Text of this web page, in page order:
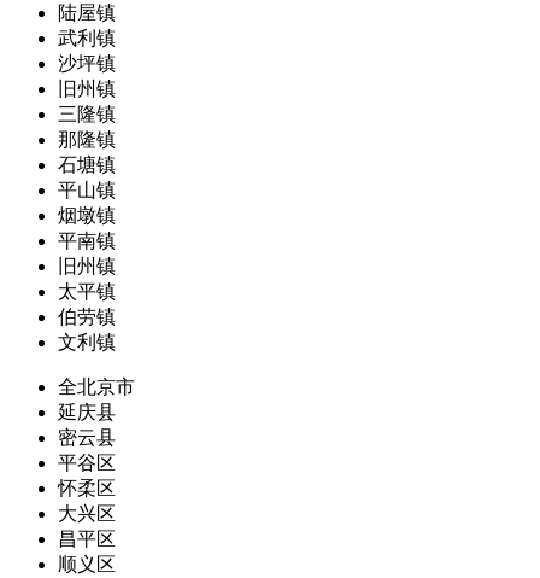
陆屋镇
武利镇
沙坪镇
旧州镇
三隆镇
那隆镇
石塘镇
平山镇
烟墩镇
平南镇
旧州镇
太平镇
伯劳镇
文利镇
全北京市
延庆县
密云县
平谷区
怀柔区
大兴区
昌平区
顺义区